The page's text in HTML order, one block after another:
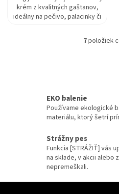
krém z kvalitných gaštanov,
ideálny na pečivo, palacinky či
O
i
e
v
k
ý
7položiek
EKO balenie
Používame ekologické
materiálu, ktorý šetrí
Strážny pes
Funkcia [STRÁŽIŤ] vás
na sklade, v akcii alebo
nepremeškali.